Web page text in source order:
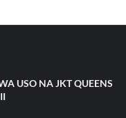
USO NA JKT QUEENS